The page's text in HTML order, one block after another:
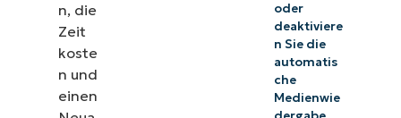
n, die
Zeit
koste
n und
einen
oder
deaktiviere
n Sie die
automatis
che
Medienwie